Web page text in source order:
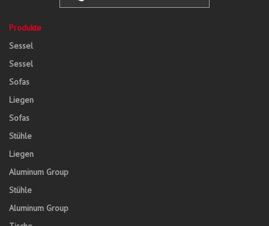
Produkte
Sessel
Sessel
Sofas
Liegen
Sofas
Stühle
Liegen
Aluminum Group
Stühle
Aluminum Group